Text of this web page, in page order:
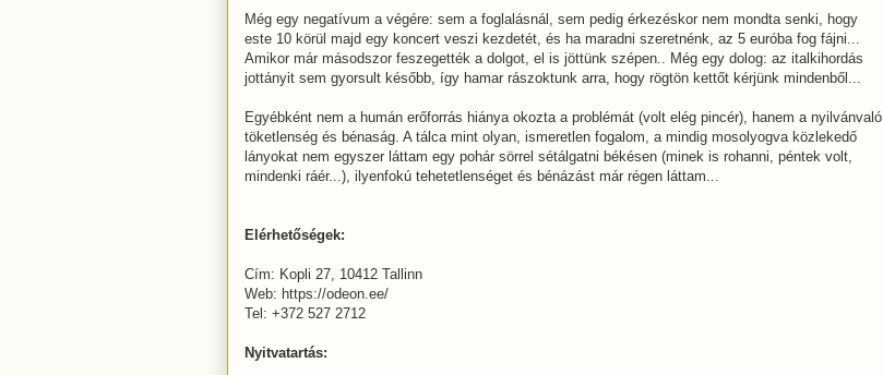
Még egy negatívum a végére: sem a foglalásnál, sem pedig érkezéskor nem mondta senki, hogy
este 10 körül majd egy koncert veszi kezdetét, és ha maradni szeretnénk, az 5 euróba fog fájni...
Amikor már másodszor feszegették a dolgot, el is jöttünk szépen.. Még egy dolog: az italkihordás
jottányit sem gyorsult később, így hamar rászoktunk arra, hogy rögtön kettőt kérjünk mindenből...
Egyébként nem a humán erőforrás hiánya okozta a problémát (volt elég pincér), hanem a nyilvánvaló
töketlenség és bénaság. A tálca mint olyan, ismeretlen fogalom, a mindig mosolyogva közlekedő
lányokat nem egyszer láttam egy pohár sörrel sétálgatni békésen (minek is rohanni, péntek volt,
mindenki ráér...), ilyenfokú tehetetlenséget és bénázást már régen láttam...
Elérhetőségek:
Cím: Kopli 27, 10412 Tallinn
Web: https://odeon.ee/
Tel: +372 527 2712
Nyitvatartás: